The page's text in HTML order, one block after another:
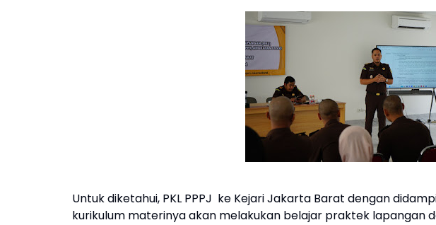
Untuk diketahui, PKL PPPJ ke Kejari Jakarta Barat dengan
kurikulum materinya akan melakukan belajar praktek lapangan